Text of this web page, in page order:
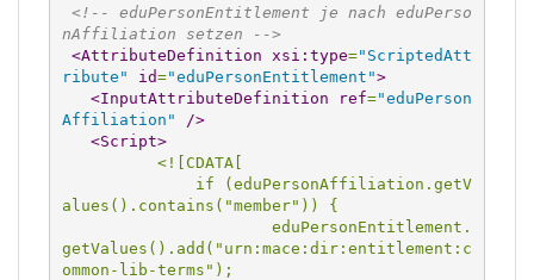
<!-- eduPersonEntitlement je nach eduPerso
nAffiliation setzen -->
<AttributeDefinition
xsi:type="ScriptedAtt
ribute"
id="eduPersonEntitlement">
<InputAttributeDefinition
ref="eduPerson
Affiliation"
/>
<Script>
<![CDATA[
alues().contains("member")) {
getValues().add("urn:mace:dir:entitlement:c
ommon-lib-terms");